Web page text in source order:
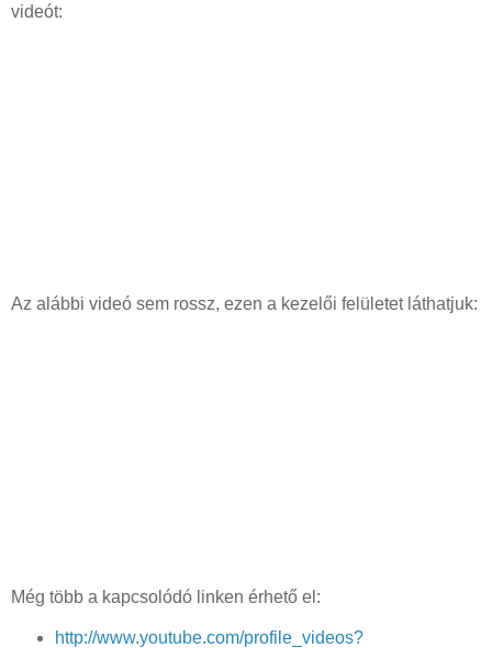
videót:
Az alábbi videó sem rossz, ezen a kezelői felületet láthatjuk:
Még több a kapcsolódó linken érhető el:
http://www.youtube.com/profile_videos?